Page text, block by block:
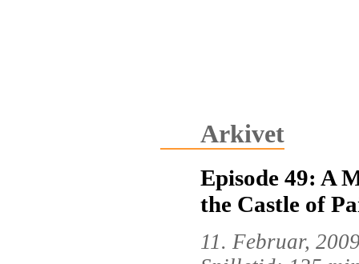
Arkivet
Episode 49: A
the Castle of
11. Februar,